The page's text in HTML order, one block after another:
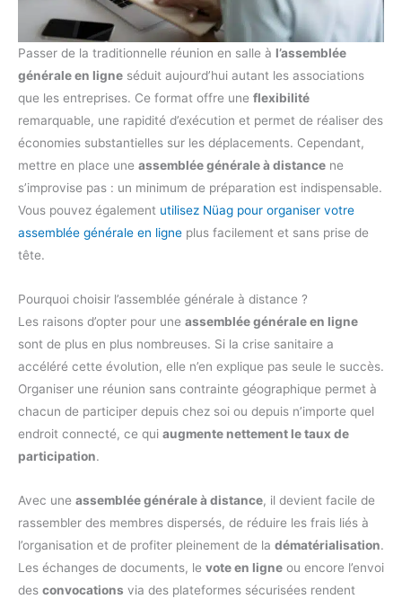
Passer de la traditionnelle réunion en salle à l’assemblée
générale en ligne séduit aujourd’hui autant les associations
que les entreprises. Ce format offre une flexibilité
remarquable, une rapidité d’exécution et permet de réaliser des
économies substantielles sur les déplacements. Cependant,
mettre en place une assemblée générale à distance ne
s’improvise pas : un minimum de préparation est indispensable.
Vous pouvez également utilisez Nüag pour organiser votre
assemblée générale en ligne plus facilement et sans prise de
tête.
Pourquoi choisir l’assemblée générale à distance ?
Les raisons d’opter pour une assemblée générale en ligne
sont de plus en plus nombreuses. Si la crise sanitaire a
accéléré cette évolution, elle n’en explique pas seule le succès.
Organiser une réunion sans contrainte géographique permet à
chacun de participer depuis chez soi ou depuis n’importe quel
endroit connecté, ce qui augmente nettement le taux de
participation.
Avec une assemblée générale à distance, il devient facile de
rassembler des membres dispersés, de réduire les frais liés à
l’organisation et de profiter pleinement de la dématérialisation.
Les échanges de documents, le vote en ligne ou encore l’envoi
des convocations via des plateformes sécurisées rendent